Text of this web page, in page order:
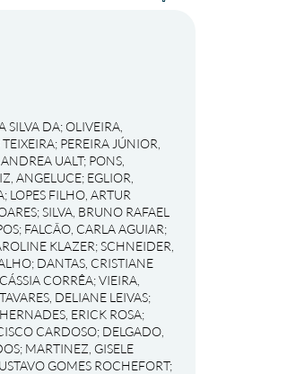
SILVA DA;OLIVEIRA,
; PEREIRA JÚNIOR,
UALT; PONS,
ANGELUCE; EGLIOR,
; LOPES FILHO, ARTUR
;SILVA, BRUNO RAFAEL
; FALCÃO, CARLA AGUIAR;
KLAZER;SCHNEIDER,
; DANTAS, CRISTIANE
CORRÊA;VIEIRA,
TAVARES, DELIANE LEIVAS;
HERNADES, ERICK ROSA;
CARDOSO; DELGADO,
; MARTINEZ, GISELE
GOMES ROCHEFORT;